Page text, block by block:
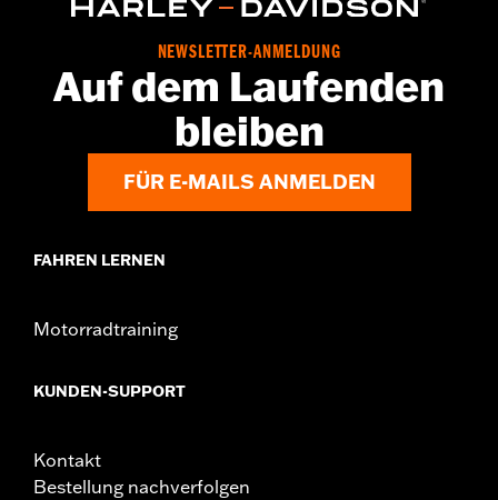
NEWSLETTER-ANMELDUNG
Auf dem Laufenden
bleiben
FÜR E-MAILS ANMELDEN
FAHREN LERNEN
Motorradtraining
KUNDEN-SUPPORT
Kontakt
Bestellung nachverfolgen